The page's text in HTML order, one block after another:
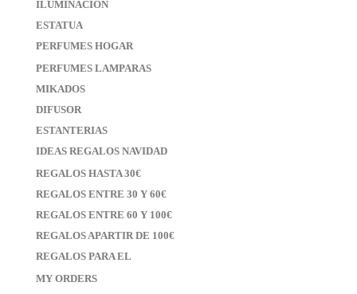
ILUMINACION
ESTATUA
PERFUMES HOGAR
PERFUMES LAMPARAS
MIKADOS
DIFUSOR
ESTANTERIAS
IDEAS REGALOS NAVIDAD
REGALOS HASTA 30€
REGALOS ENTRE 30 Y 60€
REGALOS ENTRE 60 Y 100€
REGALOS APARTIR DE 100€
REGALOS PARA EL
MY ORDERS